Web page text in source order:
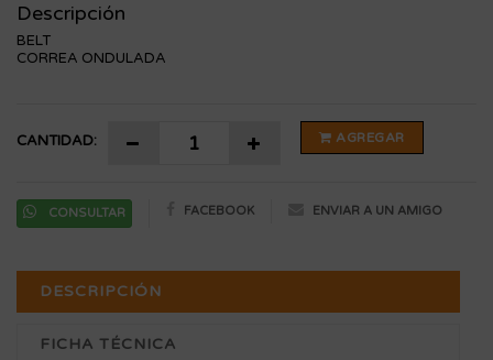
Descripción
BELT
CORREA ONDULADA
CANTIDAD: AGREGAR
CONSULTAR FACEBOOK ENVIAR A UN AMIGO
DESCRIPCIÓN
FICHA TÉCNICA